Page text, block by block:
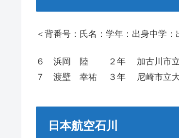
＜背番号：氏名：学年：出身中学：
６ 浜岡 陸 ２年 加古川市立中
７ 渡壁 幸祐 ３年 尼崎市立
日本航空石川